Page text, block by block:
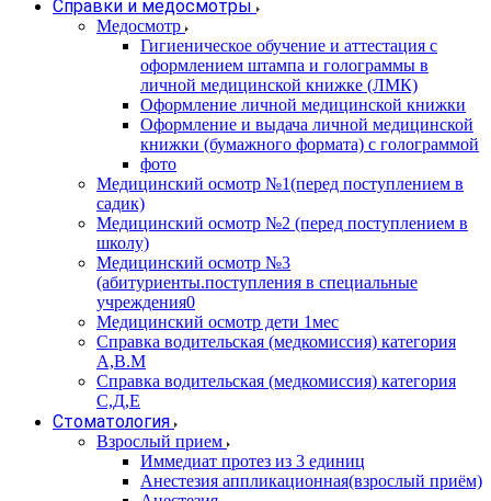
Справки и медосмотры
Медосмотр
Гигиеническое обучение и аттестация с
оформлением штампа и голограммы в
личной медицинской книжке (ЛМК)
Оформление личной медицинской книжки
Оформление и выдача личной медицинской
книжки (бумажного формата) с голограммой
фото
Медицинский осмотр №1(перед поступлением в
садик)
Медицинский осмотр №2 (перед поступлением в
школу)
Медицинский осмотр №3
(абитуриенты.поступления в специальные
учреждения0
Медицинский осмотр дети 1мес
Справка водительская (медкомиссия) категория
А,В.М
Справка водительская (медкомиссия) категория
С,Д,Е
Стоматология
Взрослый прием
Иммедиат протез из 3 единиц
Анестезия аппликационная(взрослый приём)